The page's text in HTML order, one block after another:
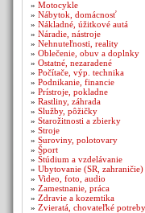
» Motocykle
» Nábytok, domácnosť
» Nákladné, úžitkové autá
» Náradie, nástroje
» Nehnuteľnosti, reality
» Oblečenie, obuv a doplnky
» Ostatné, nezaradené
» Počítače, výp. technika
» Podnikanie, financie
» Prístroje, pokladne
» Rastliny, záhrada
» Služby, pôžičky
» Starožitnosti a zbierky
» Stroje
» Suroviny, polotovary
» Šport
» Štúdium a vzdelávanie
» Ubytovanie (SR, zahraničie)
» Video, foto, audio
» Zamestnanie, práca
» Zdravie a kozemtika
» Zvieratá, chovateľké potreby